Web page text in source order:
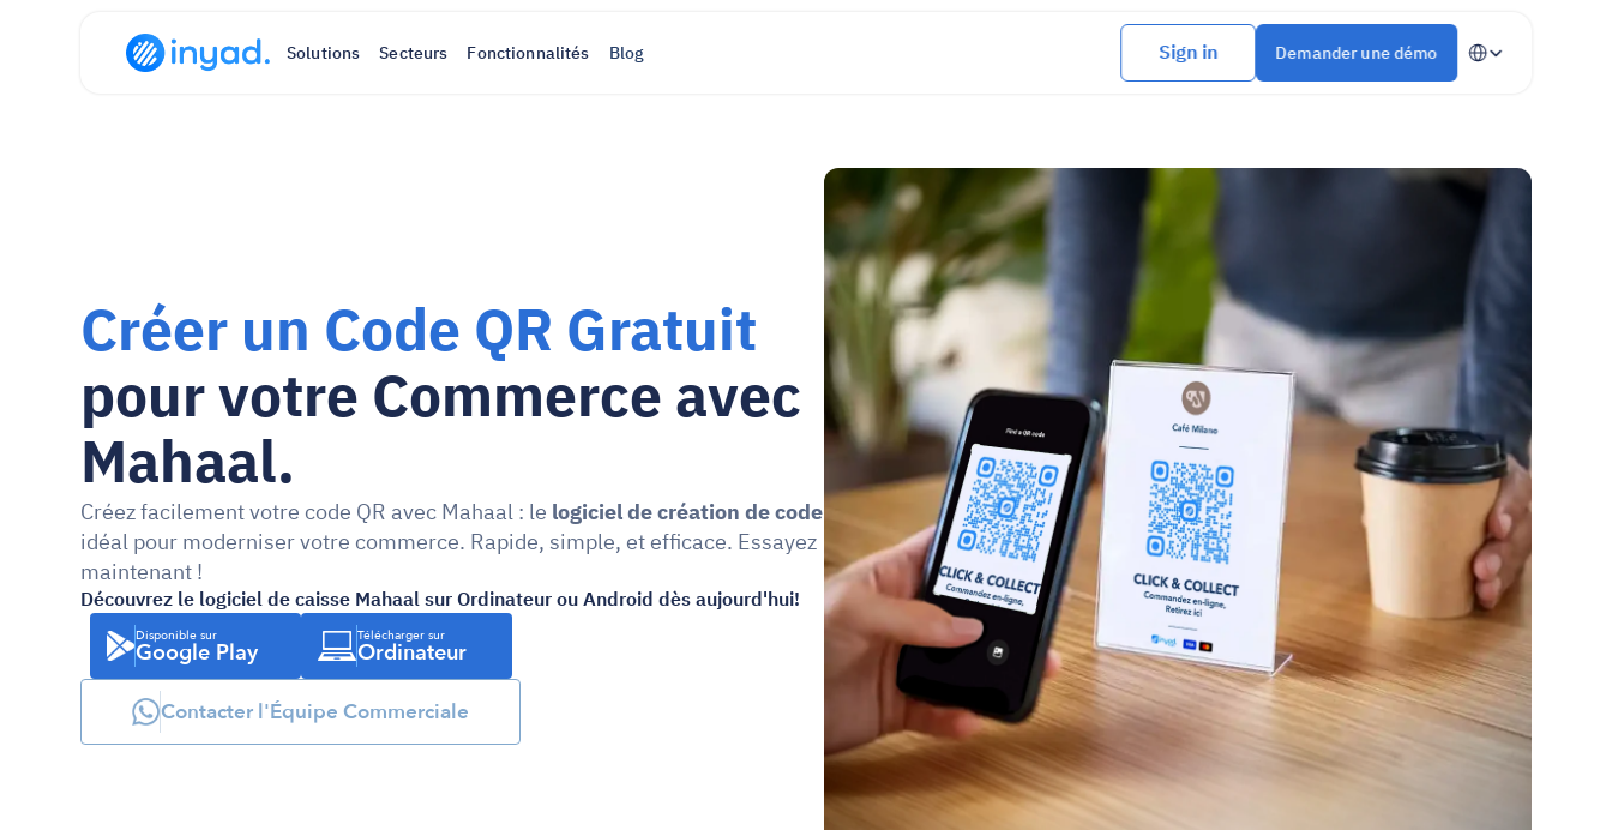
Créer un Code QR Gratuit
pour votre Commerce avec
Mahaal.
Créez facilement votre code QR avec Mahaal : le
idéal pour moderniser votre commerce. Rapide, simple, et efficace. Essayez
maintenant !
Découvrez le logiciel de caisse Mahaal sur Ordinateur ou Android dès aujourd'hui!
Disponible sur
Google Play
Télécharger sur
Ordinateur
Contacter l'Équipe Commerciale
Solutions Secteurs Fonctionnalités Blog Sign in Demander une démo
Select Language